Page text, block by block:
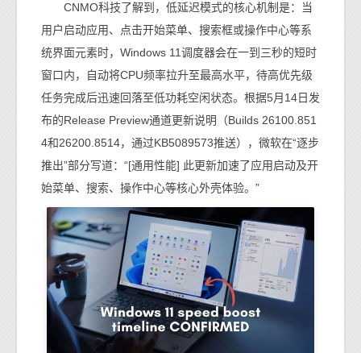
CNMO科技了解到，低延迟模式的核心机制是：当
用户启动应用、点击开始菜单、搜索框或操作中心等系
统界面元素时，Windows 11调度器会在一到三秒的短时
窗口内，自动将CPU频率拉升至最高水平，待高优先级
任务完成后迅速回落至低功耗空闲状态。根据5月14日发
布的Release Preview通道更新说明（Builds 26100.851
4和26200.8514，通过KB5089573推送），微软在“逐步
推出”部分写道：“[通用性能] 此更新加速了应用启动及开
始菜单、搜索、操作中心等核心外壳体验。”